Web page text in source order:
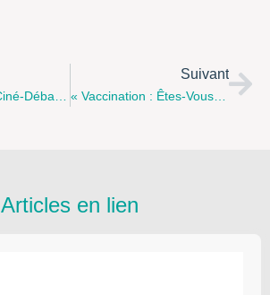
Suivant
« Vaccination : Êtes-Vous À Jour ? » Mercredi 24 Avril 2019 À Lens (parvis De L’hôtel De Ville)
Articles en lien